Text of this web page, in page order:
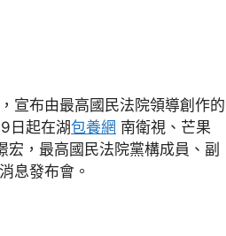
宣布由最高國民法院領導創作的
日起在湖包養網 南衛視、芒果
宏，最高國民法院黨構成員、副
息發布會。